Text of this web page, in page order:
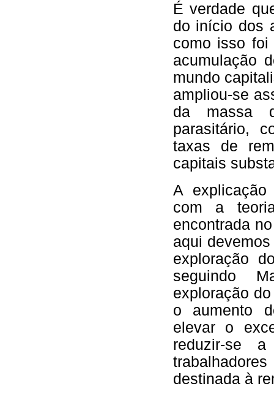
É verdade
do início dos
como isso
acumulação
mundo
ampliou-se
da massa
parasitário,
taxas de
capitais
A
com a
encontrada
aqui
exploração
seguindo
exploração
o aumento
elevar o
reduzir-se
destinada à